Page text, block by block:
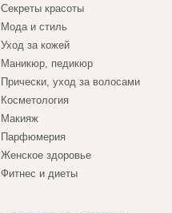
Секреты красоты
Мода и стиль
Уход за кожей
Маникюр, педикюр
Прически, уход за волосами
Косметология
Макияж
Парфюмерия
Женское здоровье
Фитнес и диеты